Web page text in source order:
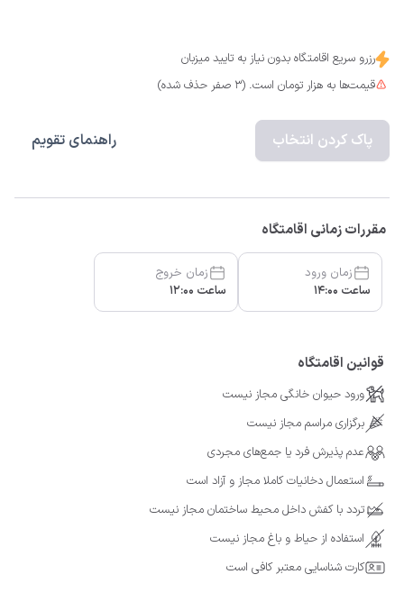
رزرو سریع اقامتگاه بدون نیاز به تایید میزبان
قیمت‌ها به هزار تومان است. (3 صفر حذف شده)
پاک کردن انتخاب راهنمای تقویم
مقررات زمانی اقامتگاه
زمان ورود
ساعت 14:00
زمان خروج
ساعت 12:00
قوانین اقامتگاه
ورود حیوان خانگی مجاز نیست
برگزاری مراسم مجاز نیست
عدم پذیرش فرد یا جمع‌های مجردی
استعمال دخانیات کاملا مجاز و آزاد است
تردد با کفش داخل محیط ساختمان مجاز نیست
استفاده از حیاط و باغ مجاز نیست
کارت شناسایی معتبر کافی است